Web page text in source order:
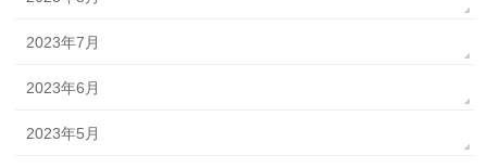
2023年7月
2023年6月
2023年5月